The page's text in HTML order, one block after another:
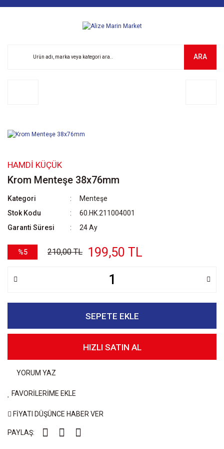
ARA
HAMDI KÜÇÜK
Krom Menteşe 38x76mm
Kategori
Menteşe
Stok Kodu
60.HK.211004001
Garanti Süresi
24 Ay
%5 210,00 TL 199,50 TL
SEPETE EKLE
HIZLI SATIN AL
YORUM YAZ
FAVORİLERİME EKLE
FİYATI DÜŞÜNCE HABER VER
PAYLAŞ: